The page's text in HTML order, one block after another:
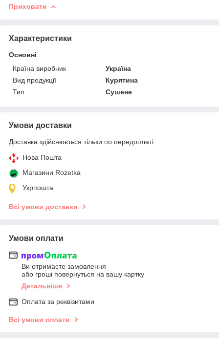
Приховати
Характеристики
Основні
Країна виробник
Україна
Вид продукції
Курятина
Тип
Сушене
Умови доставки
Доставка здійснюється тільки по передоплаті.
Нова Пошта
Магазини Rozetka
Укрпошта
Всі умови доставки
Умови оплати
Ви отримаєте замовлення
або гроші повернуться на вашу картку
Детальніше
Оплата за реквізитами
Всі умови оплати